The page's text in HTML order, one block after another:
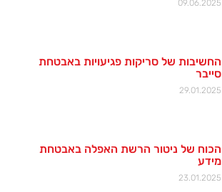
09.06.2025
החשיבות של סריקות פגיעויות באבטחת
סייבר
29.01.2025
הכוח של ניטור הרשת האפלה באבטחת
מידע
23.01.2025